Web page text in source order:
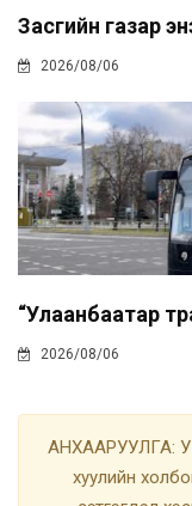
Засгийн газар
2026/08/06
“Улаанбаатар
2026/08/06
АНХААРУУЛГА:
хуулийн